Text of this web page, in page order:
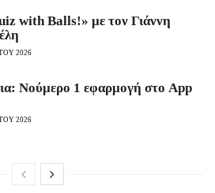
with Balls!» με τον Γιάννη
2026
Νούμερο 1 εφαρμογή στο App
2026